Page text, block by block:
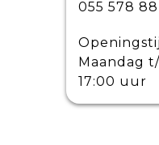
055 578
Maandag
17:00 uur